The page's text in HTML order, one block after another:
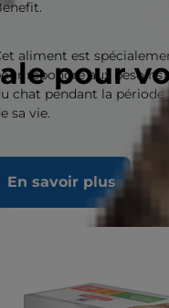
pour
aliment est
répondre aux besoins
chat pendant la période
sa vie.
En savoir plus